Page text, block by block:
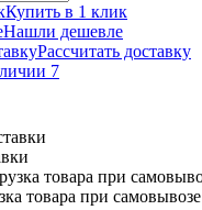
Купить в 1 клик
Нашли дешевле
Рассчитать доставку
7
товара при самовывозе